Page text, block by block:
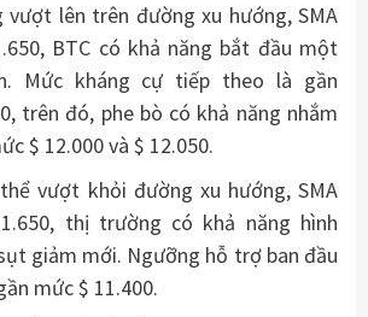
vượt lên trên đường xu hướng, SMA
BTC có khả năng bắt đầu một
Mức kháng cự tiếp theo là gần
trên đó, phe bò có khả năng nhắm
$ 12.000 và $ 12.050.
vượt khỏi đường xu hướng, SMA
thị trường có khả năng hình
giảm mới. Ngưỡng hỗ trợ ban đầu
mức $ 11.400.